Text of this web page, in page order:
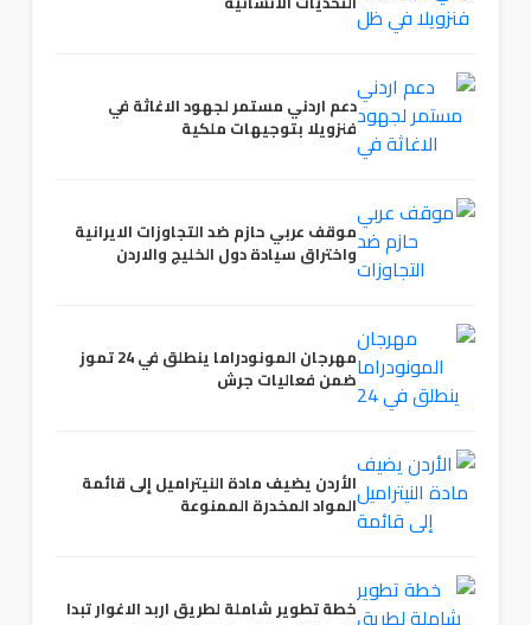
دعم اردني مستمر لجهود الاغاثة في
فنزويلا بتوجيهات ملكية
موقف عربي حازم ضد التجاوزات الايرانية
واختراق سيادة دول الخليج والاردن
مهرجان المونودراما ينطلق في 24 تموز
ضمن فعاليات جرش
الأردن يضيف مادة النيتراميل إلى قائمة
المواد المخدرة الممنوعة
خطة تطوير شاملة لطريق اربد الاغوار تبدا